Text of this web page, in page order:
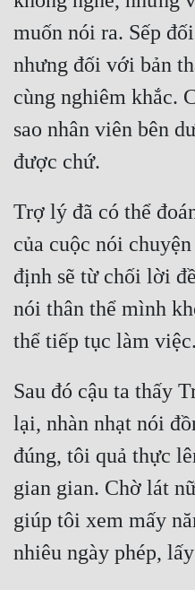
muốn nói ra. Sếp
nhưng đối với bản
cùng nghiêm khắc.
sao nhân viên bên
Trợ lý đã có thể
của cuộc nói
định sẽ từ chối lời
nói thân thể mình
Sau đó cậu ta thấy
lại, nhàn nhạt nói
đúng, tôi quả thực
gian gian. Chờ lát
giúp tôi xem mấy